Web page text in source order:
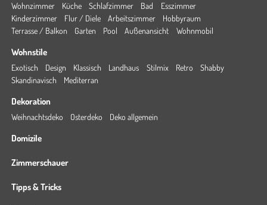
Wohnzimmer Küche Schlafzimmer Bad
Esszimmer
Kinderzimmer
Flur / Diele Arbeitszimmer
Hobbyraum
Terrasse / Balkon
Garten Pool Außenansicht Wohnmobil
Wohnstile
Exotisch Design Klassisch Landhaus Stilmix Retro
Shabby
Skandinavisch
Mediterran
Dekoration
Weihnachtsdeko Osterdeko Deko allgemein
Domizile
Zimmerschauer
Tipps & Tricks